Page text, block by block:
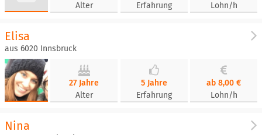
Alter
Erfahrung
Lohn/h
Elisa
aus 6020 Innsbruck
27 Jahre
Alter
5 Jahre
Erfahrung
ab 8,00 €
Lohn/h
Nina